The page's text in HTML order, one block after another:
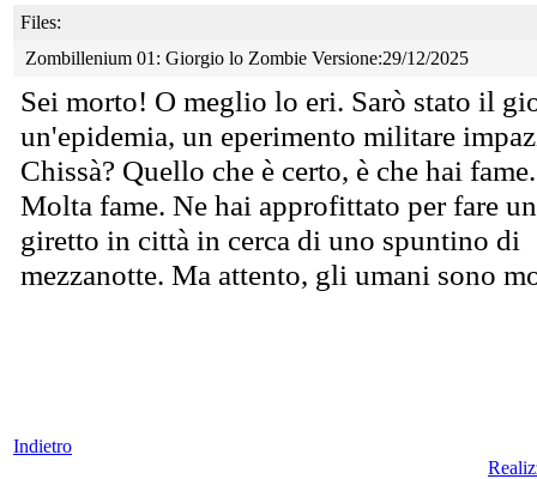
Files:
Zombillenium 01: Giorgio lo Zombie Versione:29/12/2025
Sei morto! O meglio lo eri. Sarò stato il
un'epidemia, un eperimento militare
Chissà? Quello che è certo, è che hai fame.
Molta fame. Ne hai approfittato per fare un
giretto in città in cerca di uno spuntino di
mezzanotte. Ma attento, gli umani sono
Indietro